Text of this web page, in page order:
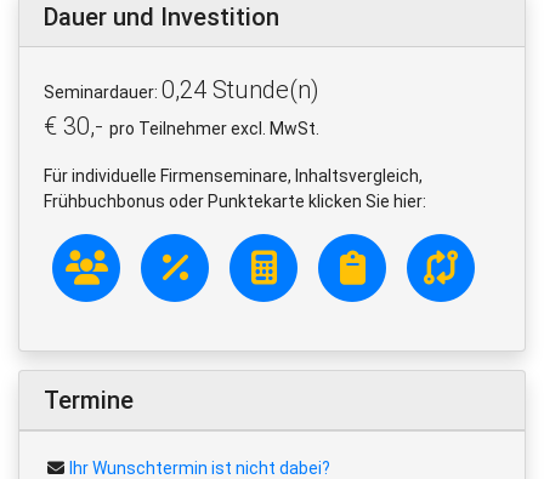
Dauer und Investition
Seminardauer: 0,24 Stunde(n)
€ 30,- pro Teilnehmer excl. MwSt.
Für individuelle Firmenseminare, Inhaltsvergleich,
Frühbuchbonus oder Punktekarte klicken Sie hier:
Termine
Ihr Wunschtermin ist nicht dabei?